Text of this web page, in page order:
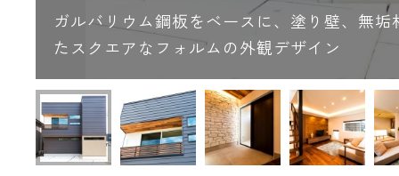
ガルバリウム鋼板をベースに、塗り壁、無垢
たスクエアなフォルムの外観デザイン